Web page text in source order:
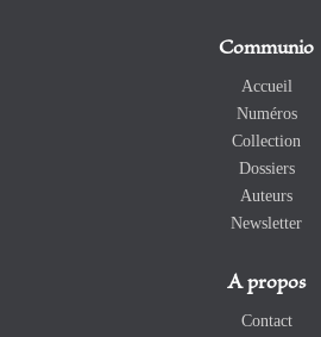
Communio
Accueil
Numéros
Collection
Dossiers
Auteurs
Newsletter
A propos
Contact